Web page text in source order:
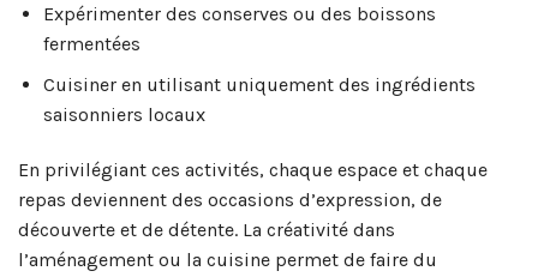
Expérimenter des conserves ou des boissons
fermentées
Cuisiner en utilisant uniquement des ingrédients
saisonniers locaux
En privilégiant ces activités, chaque espace et chaque
repas deviennent des occasions d’expression, de
découverte et de détente. La créativité dans
l’aménagement ou la cuisine permet de faire du